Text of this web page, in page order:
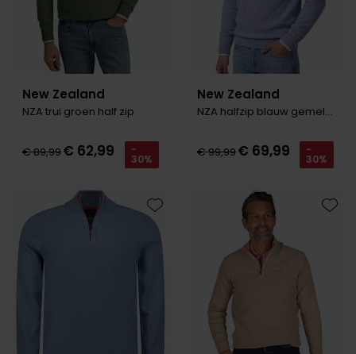
People of Shibuya
PME Legend
Pierre Cardin
Polo Ralph Lauren
Portofino
New Zealand
NZA trui groen half zip
€ 89,99€ 62,99 -
30%
New Zealand
NZA halfzip blauw gemeleerd
€ 99,99€ 69,99 -
30%
Toevoegen aan favorieten